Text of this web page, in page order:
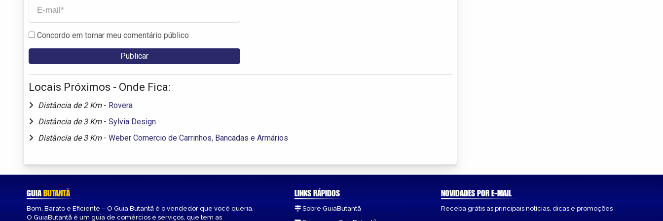
Concordo em tornar meu comentário público
Locais Próximos - Onde Fica:
Distância de 2 Km - Rovera
Distância de 3 Km - Sylvia Design
Distância de 3 Km - Weber Comercio de Carrinhos, Bancadas e Armários
GUIABUTANTÃ
Bom, Barato e Eficiente – O Guia Butantã é o vendedor que você queria.
O GuiaButantã é um guia de comércios e serviços, que tem as
LINKS RÁPIDOS
Sobre GuiaButantã
NOVIDADES POR E-MAIL
Receba grátis as principais notícias, dicas e promoções